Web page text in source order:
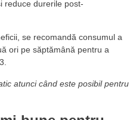
reduce durerile post-
se recomandă consumul a
ori pe săptămână pentru a
atunci când este posibil pentru